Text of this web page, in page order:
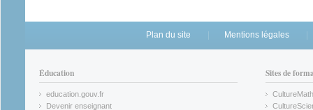
Plan du site Mentions légales
Éducation
education.gouv.fr
(link is external)
Devenir enseignant
Sites de
CultureMath
(link is